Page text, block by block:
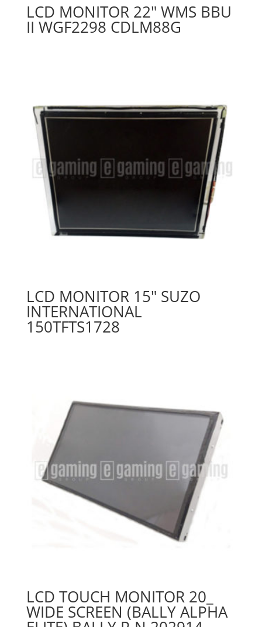
LCD MONITOR 22″ WMS BBU
II WGF2298 CDLM88G
LCD MONITOR 15″ SUZO
INTERNATIONAL
150TFTS1728
LCD TOUCH MONITOR 20_
WIDE SCREEN (BALLY ALPHA